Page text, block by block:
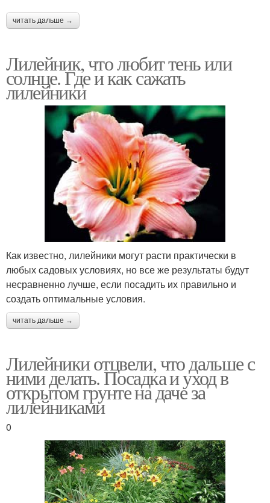
читать дальше →
Лилейник, что любит тень или
солнце. Где и как сажать
лилейники
Как известно, лилейники могут расти практически в
любых садовых условиях, но все же результаты будут
несравненно лучше, если посадить их правильно и
создать оптимальные условия.
читать дальше →
Лилейники отцвели, что дальше с
ними делать. Посадка и уход в
открытом грунте на даче за
лилейниками
0